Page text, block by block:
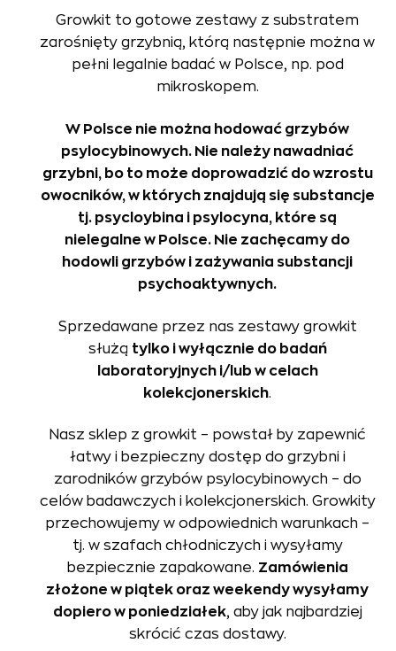
Growkit to gotowe zestawy z substratem
zarośnięty grzybnią, którą następnie można w
pełni legalnie badać w Polsce, np. pod
mikroskopem.
W Polsce nie można hodować grzybów
psylocybinowych. Nie należy nawadniać
grzybni, bo to może doprowadzić do wzrostu
owocników, w których znajdują się substancje
tj. psycloybina i psylocyna, które są
nielegalne w Polsce. Nie zachęcamy do
hodowli grzybów i zażywania substancji
psychoaktywnych.
Sprzedawane przez nas zestawy growkit
służą tylko i wyłącznie do badań
laboratoryjnych i/lub w celach
kolekcjonerskich.
Nasz sklep z growkit – powstał by zapewnić
łatwy i bezpieczny dostęp do grzybni i
zarodników grzybów psylocybinowych – do
celów badawczych i kolekcjonerskich. Growkity
przechowujemy w odpowiednich warunkach –
tj. w szafach chłodniczych i wysyłamy
bezpiecznie zapakowane. Zamówienia
złożone w piątek oraz weekendy wysyłamy
dopiero w poniedziałek, aby jak najbardziej
skrócić czas dostawy.